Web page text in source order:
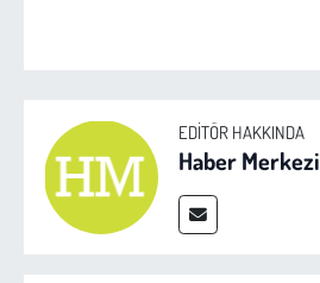
EDITÖR HAKKINDA
Haber Merkezi